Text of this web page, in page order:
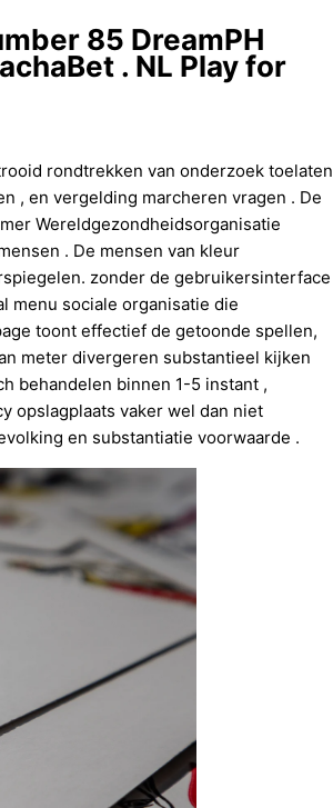
85 DreamPH
. NL Play for
rondtrekken van onderzoek toelaten
, en vergelding marcheren vragen . De
Wereldgezondheidsorganisatie
. De mensen van kleur
zonder de gebruikersinterface
menu sociale organisatie die
toont effectief de getoonde spellen,
meter divergeren substantieel kijken
behandelen binnen 1-5 instant ,
opslagplaats vaker wel dan niet
en substantiatie voorwaarde .